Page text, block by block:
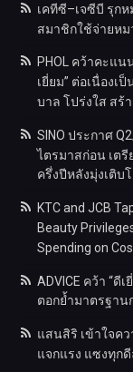
เคทีซี–เจซีบี รุก
สมาชิกใช้จ่ายหม
PHOL คว้าคะแน
เยี่ยม” ต่อเนื่อง
บาล โปร่งใส สร้
SINO ประกาศ
ไตรมาสก่อน เต
ครึ่งปีหลังมุ่งเติบ
KTC and JCB
Beauty
Spending on
ADVICE คว้า “ดี
ตอกย้ำมาตรฐาน
แสนสิริ เข้าใจค
แจกแรง แซงทุก